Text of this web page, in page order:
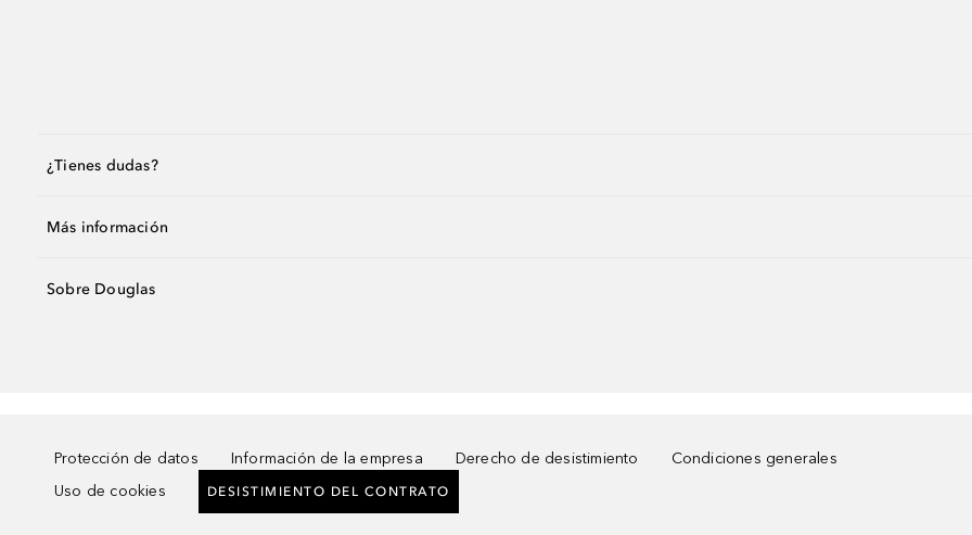
¿Tienes dudas?
Más información
Sobre Douglas
Protección de datos Información de la empresa Derecho de desistimiento
Condiciones generales
Uso de cookies
DESISTIMIENTO DEL CONTRATO